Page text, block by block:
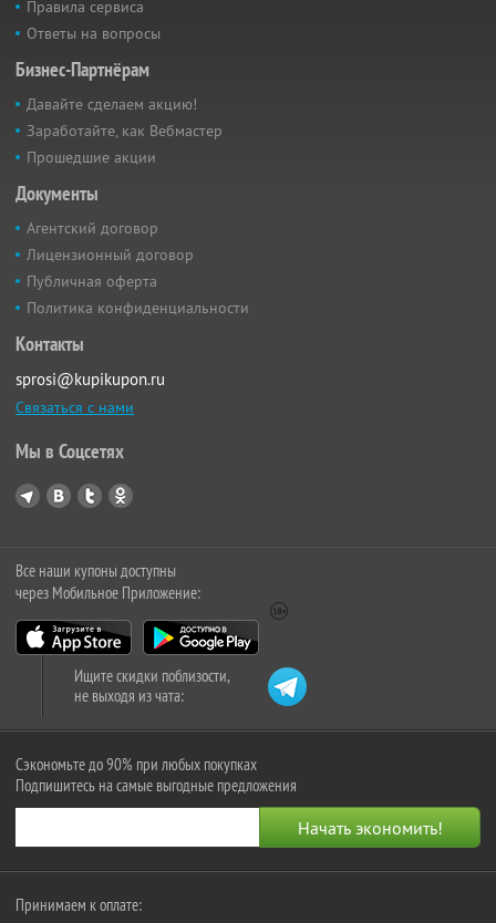
Правила сервиса
Ответы на вопросы
Бизнес-Партнёрам
Давайте сделаем акцию!
Заработайте, как Вебмастер
Прошедшие акции
Документы
Агентский договор
Лицензионный договор
Публичная оферта
Политика конфиденциальности
Контакты
sprosi@kupikupon.ru
Связаться с нами
Мы в Соцсетях
Все наши купоны доступны
через Мобильное Приложение:
Ищите скидки поблизости,
не выходя из чата:
Сэкономьте до 90% при любых покупках
Подпишитесь на самые выгодные предложения
Принимаем к оплате: